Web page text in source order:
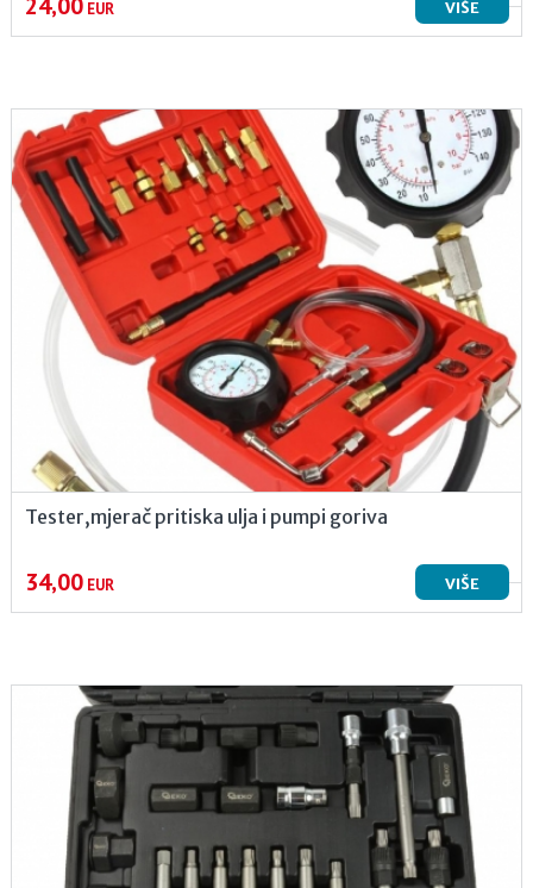
EUR VIŠE
Tester,mjerač pritiska ulja i pumpi goriva
34,00EUR VIŠE